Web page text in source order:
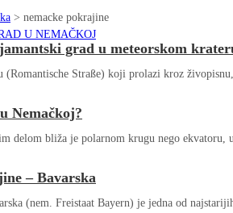
> nemacke pokrajine
grad u meteorskom
(Romantische Straße) koji prolazi kroz
Nemačkoj?
delom bliža je polarnom krugu nego
– Bavarska
(nem. Freistaat Bayern) je jedna od